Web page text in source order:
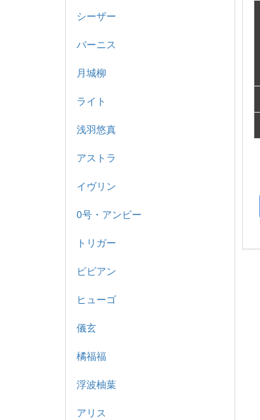
シーザー
バーニス
月城柳
ライト
浅羽悠真
アストラ
イヴリン
0号・アンビー
トリガー
ビビアン
ヒューゴ
儀玄
橘福福
浮波柚葉
アリス